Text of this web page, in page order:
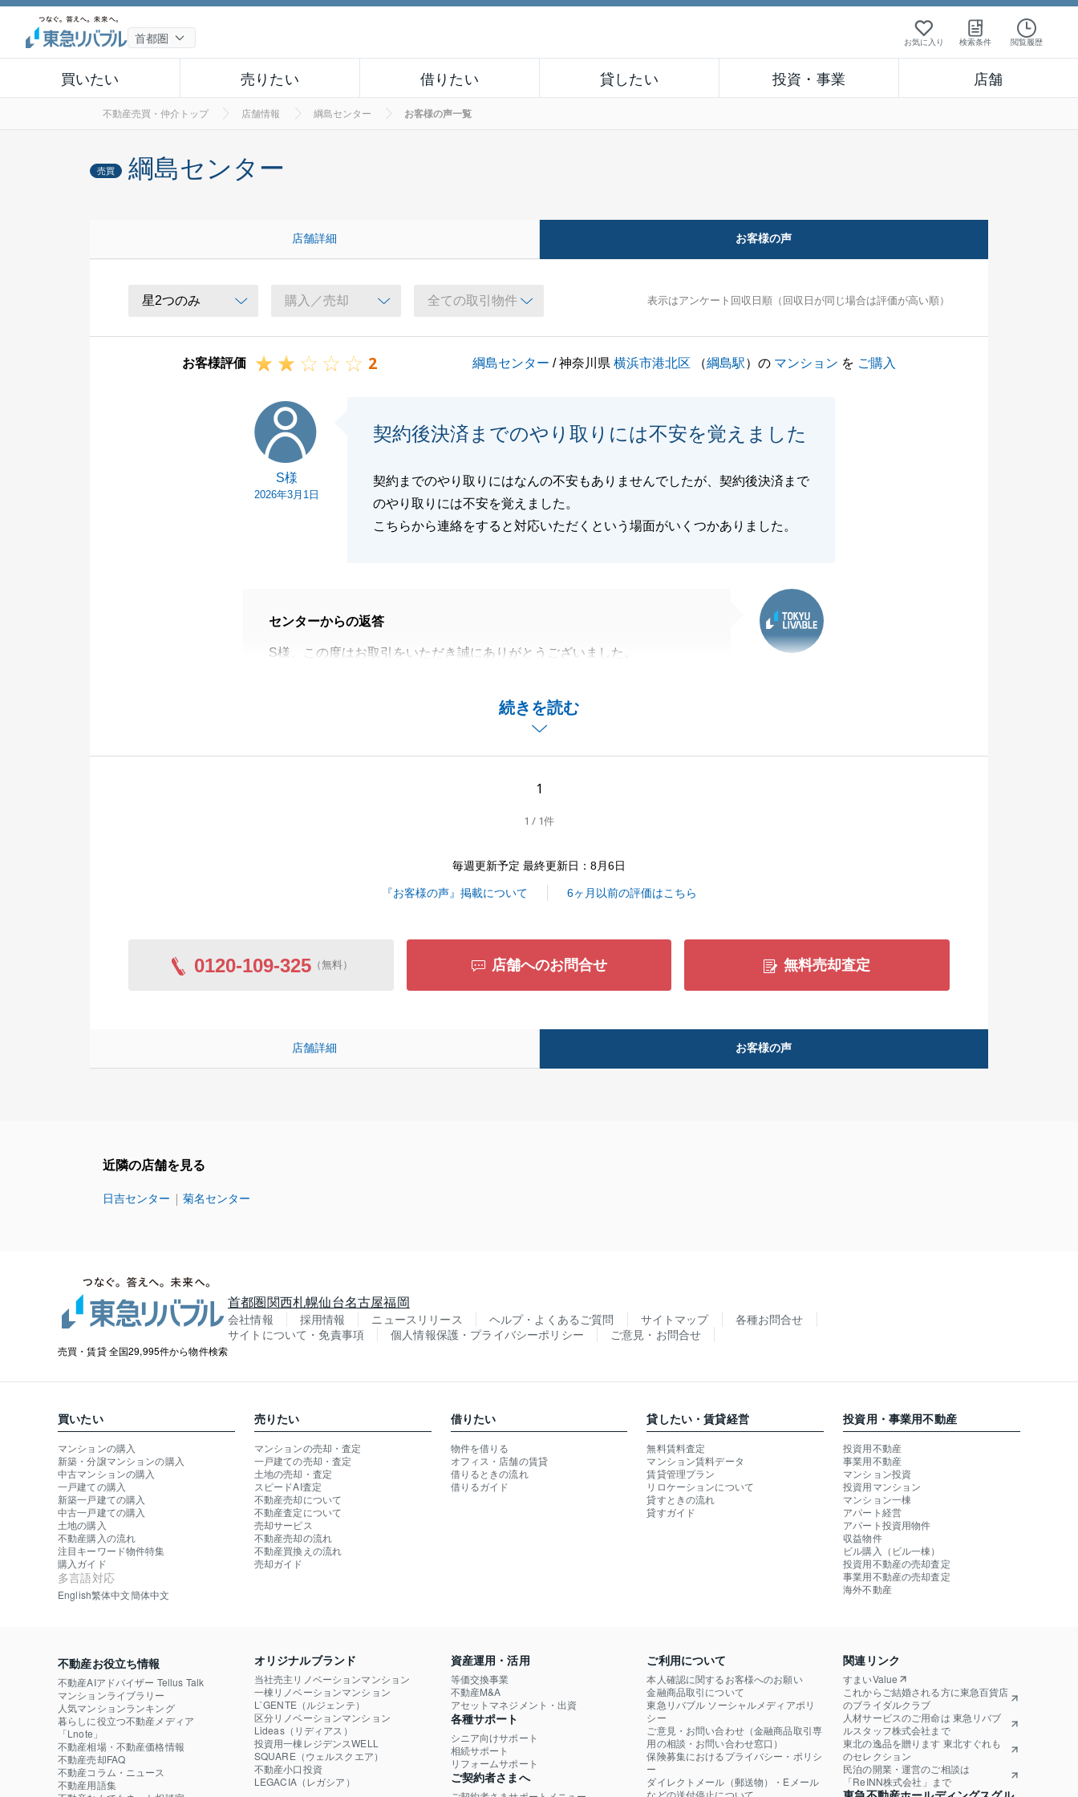
お気に入り 検索条件 閲覧履歴
買いたい 売りたい 借りたい 貸したい 投資・事業 店舗
不動産売買・仲介トップ 店舗情報 綱島センター お客様の声一覧
売買 綱島センター
店舗詳細 お客様の声
表示はアンケート回収日順（回収日が同じ場合は評価が高い順）
お客様評価 2 綱島センター / 神奈川県横浜市港北区 （綱島駅）の マンション を ご購入
S様
2026年3月1日
契約後決済までのやり取りには不安を覚えました
契約までのやり取りにはなんの不安もありませんでしたが、契約後決済まで
のやり取りには不安を覚えました。
こちらから連絡をすると対応いただくという場面がいくつかありました。
続きを読む
センターからの返答
S様、この度はお取引をいただき誠にありがとうございました。
ご指摘の件につきましては今一度改めるとともに、今後の営業活動に生かし
1
1 / 1件
毎週更新予定 最終更新日：8月6日
『お客様の声』掲載について 6ヶ月以前の評価はこちら
0120-109-325（無料） 店舗へのお問合せ 無料売却査定
店舗詳細 お客様の声
近隣の店舗を見る
日吉センター 菊名センター
売買・賃貸 全国29,995件から物件検索
首都圏関西札幌仙台名古屋福岡
会社情報 採用情報 ニュースリリース ヘルプ・よくあるご質問 サイトマップ
各種お問合せ
サイトについて・免責事項
個人情報保護・プライバシーポリシー ご意見・お問合せ
買いたい
マンションの購入
新築・分譲マンションの購入
中古マンションの購入
一戸建ての購入
新築一戸建ての購入
中古一戸建ての購入
土地の購入
不動産購入の流れ
注目キーワード物件特集
購入ガイド
多言語対応
English繁体中文簡体中文
売りたい
マンションの売却・査定
一戸建ての売却・査定
土地の売却・査定
スピードAI査定
不動産売却について
不動産査定について
売却サービス
不動産売却の流れ
不動産買換えの流れ
売却ガイド
借りたい
物件を借りる
オフィス・店舗の賃貸
借りるときの流れ
借りるガイド
貸したい・賃貸経営
無料賃料査定
マンション賃料データ
賃貸管理プラン
リロケーションについて
貸すときの流れ
貸すガイド
投資用・事業用不動産
投資用不動産
事業用不動産
マンション投資
投資用マンション
マンション一棟
アパート経営
アパート投資用物件
収益物件
ビル購入（ビル一棟）
投資用不動産の売却査定
事業用不動産の売却査定
海外不動産
不動産お役立ち情報
不動産AIアドバイザー Tellus Talk
マンションライブラリー
人気マンションランキング
暮らしに役立つ不動産メディア
「Lnote」
不動産相場・不動産価格情報
不動産売却FAQ
不動産コラム・ニュース
不動産用語集
オリジナルブランド
当社売主リノベーションマンション
一棟リノベーションマンション
L`GENTE（ルジェンテ）
区分リノベーションマンション
Lideas（リディアス）
投資用一棟レジデンスWELL
SQUARE（ウェルスクエア）
不動産小口投資
LEGACIA（レガシア）
資産運用・活用
等価交換事業
不動産M&A
アセットマネジメント・出資
各種サポート
シニア向けサポート
相続サポート
リフォームサポート
ご契約者さまへ
ご利用について
本人確認に関するお客様へのお願い
金融商品取引について
東急リバブル ソーシャルメディアポリ
シー
ご意見・お問い合わせ（金融商品取引専
用の相談・お問い合わせ窓口）
保険募集におけるプライバシー・ポリシ
ー
ダイレクトメール（郵送物）・Eメール
などの送付停止について
関連リンク
すまいValue
これからご結婚される方に東急百貨店
のブライダルクラブ
人材サービスのご用命は 東急リバブ
ルスタッフ株式会社まで
東北の逸品を贈ります 東北すぐれも
のセレクション
民泊の開業・運営のご相談は
「ReINN株式会社」まで